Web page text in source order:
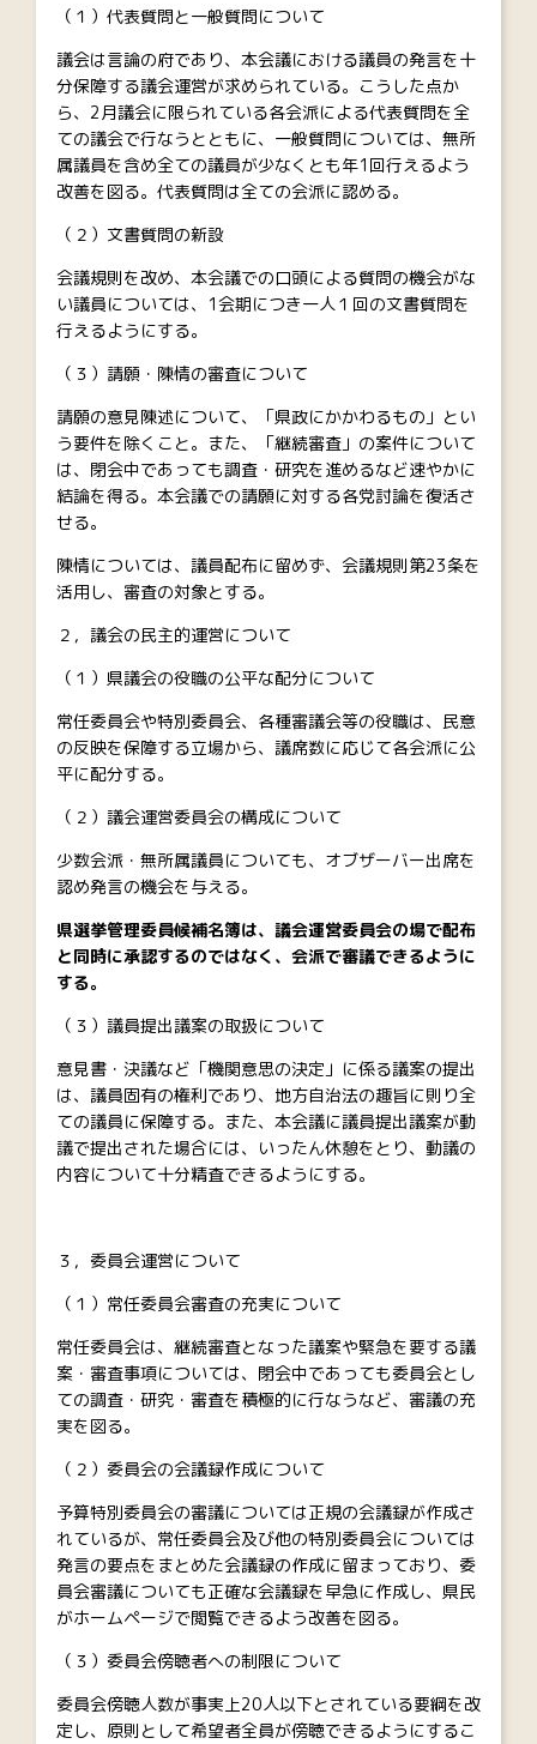
（１）代表質問と一般質問について
議会は言論の府であり、本会議における議員の発言を十
分保障する議会運営が求められている。こうした点か
ら、2月議会に限られている各会派による代表質問を全
ての議会で行なうとともに、一般質問については、無所
属議員を含め全ての議員が少なくとも年1回行えるよう
改善を図る。代表質問は全ての会派に認める。
（２）文書質問の新設
会議規則を改め、本会議での口頭による質問の機会がな
い議員については、1会期につき一人１回の文書質問を
行えるようにする。
（３）請願・陳情の審査について
請願の意見陳述について、「県政にかかわるもの」とい
う要件を除くこと。また、「継続審査」の案件について
は、閉会中であっても調査・研究を進めるなど速やかに
結論を得る。本会議での請願に対する各党討論を復活さ
せる。
陳情については、議員配布に留めず、会議規則第23条を
活用し、審査の対象とする。
２，議会の民主的運営について
（１）県議会の役職の公平な配分について
常任委員会や特別委員会、各種審議会等の役職は、民意
の反映を保障する立場から、議席数に応じて各会派に公
平に配分する。
（２）議会運営委員会の構成について
少数会派・無所属議員についても、オブザーバー出席を
認め発言の機会を与える。
県選挙管理委員候補名簿は、議会運営委員会の場で配布
と同時に承認するのではなく、会派で審議できるように
する。
（３）議員提出議案の取扱について
意見書・決議など「機関意思の決定」に係る議案の提出
は、議員固有の権利であり、地方自治法の趣旨に則り全
ての議員に保障する。また、本会議に議員提出議案が動
議で提出された場合には、いったん休憩をとり、動議の
内容について十分精査できるようにする。
３，委員会運営について
（１）常任委員会審査の充実について
常任委員会は、継続審査となった議案や緊急を要する議
案・審査事項については、閉会中であっても委員会とし
ての調査・研究・審査を積極的に行なうなど、審議の充
実を図る。
（２）委員会の会議録作成について
予算特別委員会の審議については正規の会議録が作成さ
れているが、常任委員会及び他の特別委員会については
発言の要点をまとめた会議録の作成に留まっており、委
員会審議についても正確な会議録を早急に作成し、県民
がホームページで閲覧できるよう改善を図る。
（３）委員会傍聴者への制限について
委員会傍聴人数が事実上20人以下とされている要綱を改
定し、原則として希望者全員が傍聴できるようにするこ